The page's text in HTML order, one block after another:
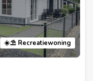
☀️⛱️ Recreatiewoning